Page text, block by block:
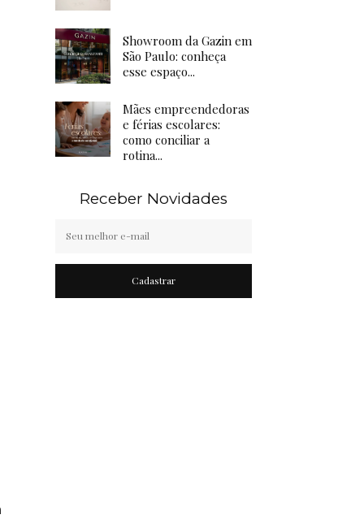
Showroom da Gazin em
São Paulo: conheça
esse espaço...
Mães empreendedoras
e férias escolares:
como conciliar a
rotina...
Receber Novidades
Cadastrar